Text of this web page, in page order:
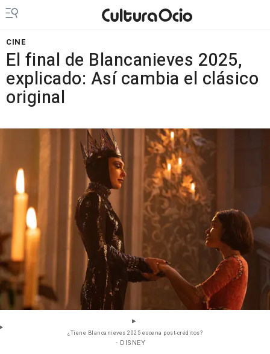
CINE
El final de Blancanieves 2025,
explicado: Así cambia el clásico
original
¿Tiene Blancanieves 2025 escena post-créditos?
- DISNEY